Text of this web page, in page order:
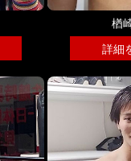
楢
詳細